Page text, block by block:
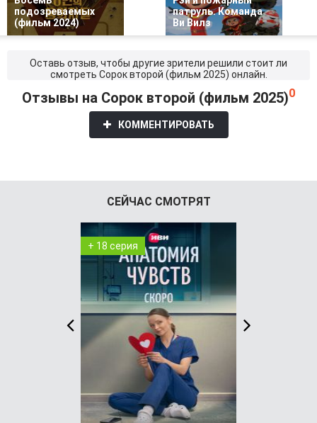
подозреваемых
(фильм 2024)
патруль. Команда
Ви Вилз
Оставь отзыв, чтобы другие зрители решили стоит ли
смотреть Сорок второй (фильм 2025) онлайн.
Отзывы на Сорок второй (фильм 2025)0
КОММЕНТИРОВАТЬ
СЕЙЧАС СМОТРЯТ
+ 18 серия